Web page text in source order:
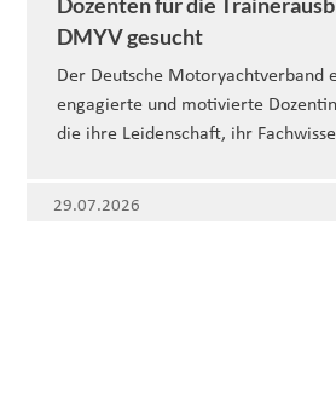
DMYV gesucht
Der Deutsche Motoryachtverband
engagierte und motivierte
die ihre Leidenschaft, ihr
29.07.2026